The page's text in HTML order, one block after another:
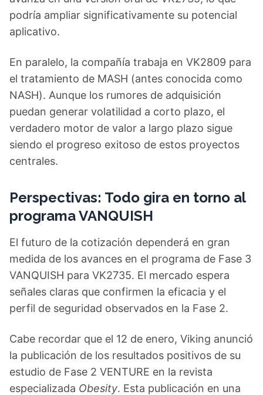
podría ampliar significativamente su potencial
aplicativo.
En paralelo, la compañía trabaja en VK2809 para
el tratamiento de MASH (antes conocida como
NASH). Aunque los rumores de adquisición
puedan generar volatilidad a corto plazo, el
verdadero motor de valor a largo plazo sigue
siendo el progreso exitoso de estos proyectos
centrales.
Perspectivas: Todo gira en torno al
programa VANQUISH
El futuro de la cotización dependerá en gran
medida de los avances en el programa de Fase 3
VANQUISH para VK2735. El mercado espera
señales claras que confirmen la eficacia y el
perfil de seguridad observados en la Fase 2.
Cabe recordar que el 12 de enero, Viking anunció
la publicación de los resultados positivos de su
estudio de Fase 2 VENTURE en la revista
especializada Obesity. Esta publicación en una